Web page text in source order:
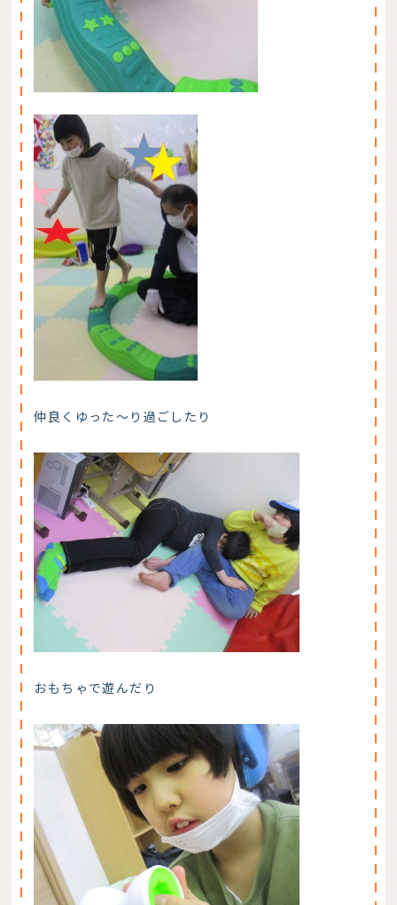
仲良くゆった～り過ごしたり
おもちゃで遊んだり